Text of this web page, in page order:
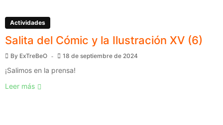
Actividades
Salita del Cómic y la Ilustración XV (6)
By ExTreBeO 18 de septiembre de 2024
¡Salimos en la prensa!
Leer más